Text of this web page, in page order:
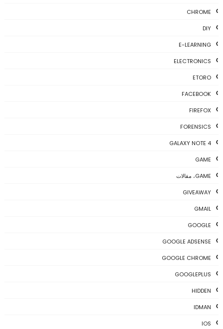
CHROME
DIY
E-LEARNING
ELECTRONICS
ETORO
FACEBOOK
FIREFOX
FORENSICS
GALAXY NOTE 4
GAME
GAME، مقالات
GIVEAWAY
GMAIL
GOOGLE
GOOGLE ADSENSE
GOOGLE CHROME
GOOGLEPLUS
HIDDEN
IDMAN
IOS